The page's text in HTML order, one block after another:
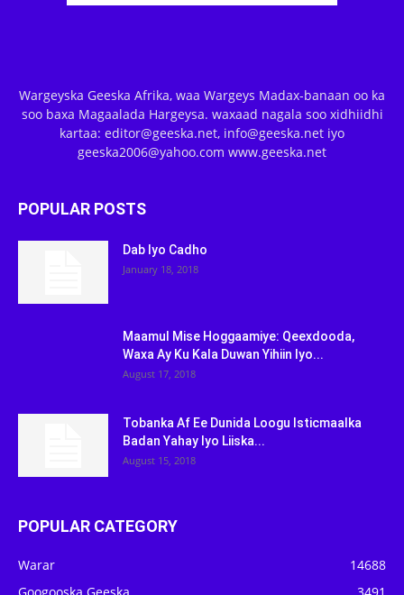
Wargeyska Geeska Afrika, waa Wargeys Madax-banaan oo ka
soo baxa Magaalada Hargeysa. waxaad nagala soo xidhiidhi
kartaa: editor@geeska.net, info@geeska.net iyo
geeska2006@yahoo.com www.geeska.net
POPULAR POSTS
Dab Iyo Cadho
January 18, 2018
Maamul Mise Hoggaamiye: Qeexdooda,
Waxa Ay Ku Kala Duwan Yihiin Iyo...
August 17, 2018
Tobanka Af Ee Dunida Loogu Isticmaalka
Badan Yahay Iyo Liiska...
August 15, 2018
POPULAR CATEGORY
Warar
14688